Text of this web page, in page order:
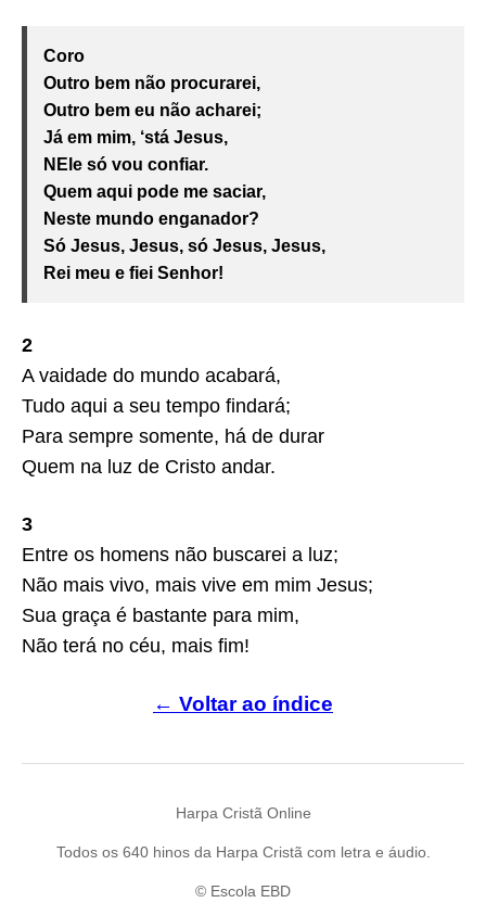
Coro
Outro bem não procurarei,
Outro bem eu não acharei;
Já em mim, ‘stá Jesus,
NEle só vou confiar.
Quem aqui pode me saciar,
Neste mundo enganador?
Só Jesus, Jesus, só Jesus, Jesus,
Rei meu e fiei Senhor!
2
A vaidade do mundo acabará,
Tudo aqui a seu tempo findará;
Para sempre somente, há de durar
Quem na luz de Cristo andar.
3
Entre os homens não buscarei a luz;
Não mais vivo, mais vive em mim Jesus;
Sua graça é bastante para mim,
Não terá no céu, mais fim!
← Voltar ao índice
Harpa Cristã Online
Todos os 640 hinos da Harpa Cristã com letra e áudio.
© Escola EBD